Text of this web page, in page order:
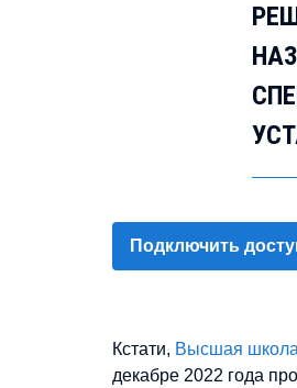
Подключить
Кстати, Высшая
декабре 2022 года